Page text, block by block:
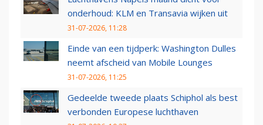
onderhoud: KLM en Transavia wijken uit
31-07-2026, 11:28
Einde van een tijdperk: Washington Dulles
neemt afscheid van Mobile Lounges
31-07-2026, 11:25
Gedeelde tweede plaats Schiphol als best
verbonden Europese luchthaven